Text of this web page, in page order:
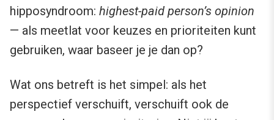
hipposyndroom: highest-paid person’s opinion
— als meetlat voor keuzes en prioriteiten kunt
gebruiken, waar baseer je je dan op?
Wat ons betreft is het simpel: als het
perspectief verschuift, verschuift ook de